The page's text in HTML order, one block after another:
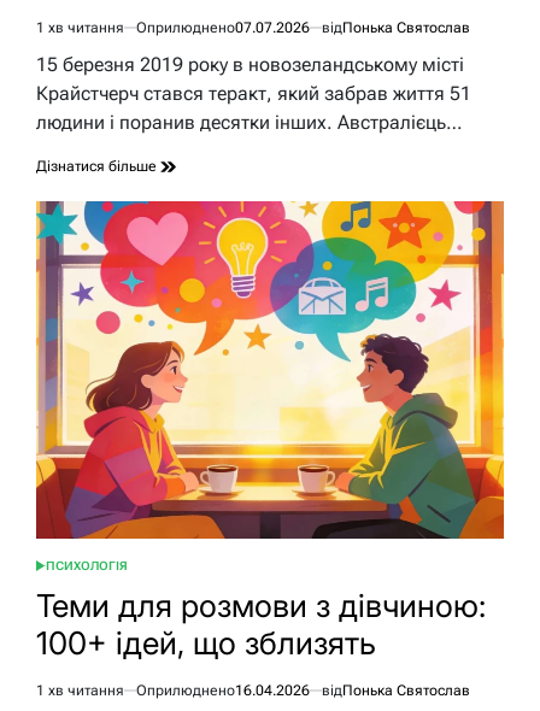
Орієнтовний
час
читання
1 хв читання Оприлюднено07.07.2026 відПонька Святослав
15 березня 2019 року в новозеландському місті
Крайстчерч стався теракт, який забрав життя 51
людини і поранив десятки інших. Австралієць…
Дізнатися більше
ОПУБЛІКУВАТИ
ПСИХОЛОГІЯ
Теми для розмови з дівчиною:
100+ ідей, що зблизять
Орієнтовний
1 хв читання Оприлюднено16.04.2026 відПонька Святослав